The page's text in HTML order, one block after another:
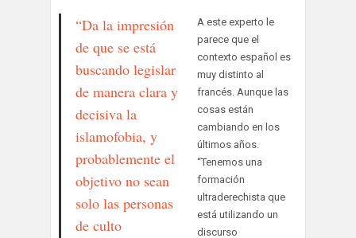
“Da la impresión
de que se está
buscando legislar
de manera clara y
decisiva la
islamofobia, y
probablemente el
objetivo no sean
solo las personas
de culto
A este experto le
parece que el
contexto español es
muy distinto al
francés. Aunque las
cosas están
cambiando en los
últimos años.
“Tenemos una
formación
ultraderechista que
está utilizando un
discurso